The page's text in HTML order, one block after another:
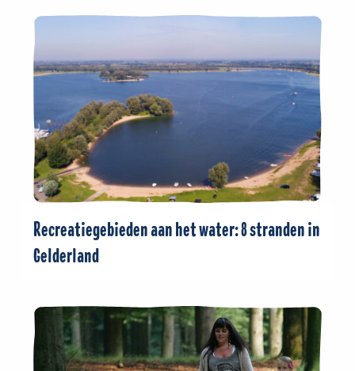
Recreatiegebieden aan het water: 8 stranden in
Gelderland